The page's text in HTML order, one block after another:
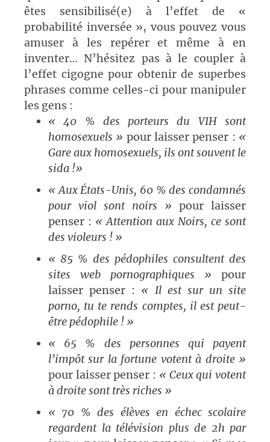
êtes sensibilisé(e) à l’effet de «
probabilité inversée », vous pouvez vous
amuser à les repérer et même à en
inventer… N’hésitez pas à le coupler à
l’effet cigogne pour obtenir de superbes
phrases comme celles-ci pour manipuler
les gens :
« 40 % des porteurs du VIH sont
homosexuels » pour laisser penser : «
Gare aux homosexuels, ils ont souvent le
sida !»
« Aux États-Unis, 60 % des condamnés
pour viol sont noirs
» pour laisser
penser : « Attention aux Noirs, ce sont
des violeurs ! »
« 85 % des pédophiles consultent des
sites web pornographiques » pour
laisser penser : « Il est sur un site
porno, tu te rends comptes, il est peut-
être pédophile ! »
« 65 % des personnes qui payent
l’impôt sur la fortune votent à droite »
pour laisser penser : « Ceux qui votent
à droite sont très riches »
« 70 % des élèves en échec scolaire
regardent la télévision plus de 2h par